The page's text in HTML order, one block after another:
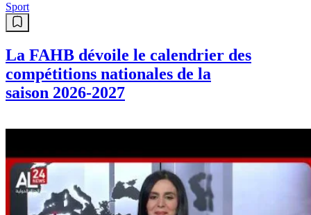
#météo 19H l 07-08-2026